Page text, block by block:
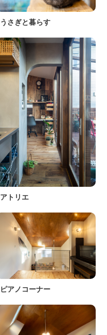
うさぎと暮らす
アトリエ
ピアノコーナー